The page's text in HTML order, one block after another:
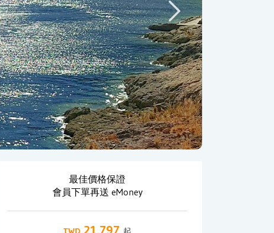
最佳價格保證
會員下單再送 eMoney
21,797